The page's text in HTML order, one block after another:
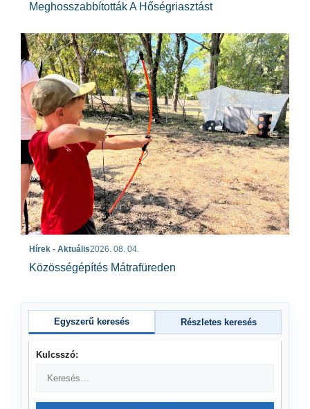
Meghosszabbították A Hőségriasztást
Hírek - Aktuális2026. 08. 04.
Közösségépítés Mátrafüreden
Egyszerű keresés Részletes keresés
Kulcsszó: